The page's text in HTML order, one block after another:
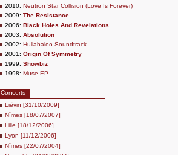
2010: Neutron Star Collision (Love Is Forever)
2009: The Resistance
2006: Black Holes And Revelations
2003: Absolution
2002: Hullabaloo Soundtrack
2001: Origin Of Symmetry
1999: Showbiz
1998: Muse EP
Concerts
Liévin [31/10/2009]
Nîmes [18/07/2007]
Lille [18/12/2006]
Lyon [11/12/2006]
Nîmes [22/07/2004]